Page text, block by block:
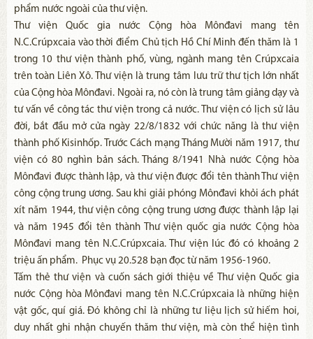
phẩm nước ngoài của thư viện.
Thư viện Quốc gia nước Cộng hòa Mônđavi mang tên
N.C.Crúpxcaia vào thời điểm Chủ tịch Hồ Chí Minh đến thăm là 1
trong 10 thư viện thành phố, vùng, ngành mang tên Crúpxcaia
trên toàn Liên Xô. Thư viện là trung tâm lưu trữ thư tịch lớn nhất
của Cộng hòa Mônđavi. Ngoài ra, nó còn là trung tâm giảng dạy và
tư vấn về công tác thư viện trong cả nước. Thư viện có lịch sử lâu
đời, bắt đầu mở cửa ngày 22/8/1832 với chức năng là thư viện
thành phố Kisinhốp. Trước Cách mạng Tháng Mười năm 1917, thư
viện có 80 nghìn bản sách. Tháng 8/1941 Nhà nước Cộng hòa
Mônđavi được thành lập, và thư viện được đổi tên thành Thư viện
công cộng trung ương. Sau khi giải phóng Mônđavi khỏi ách phát
xít năm 1944, thư viện công cộng trung ương được thành lập lại
và năm 1945 đổi tên thành Thư viện quốc gia nước Cộng hòa
Mônđavi mang tên N.C.Crúpxcaia. Thư viện lúc đó có khoảng 2
triệu ấn phẩm. Phục vụ 20.528 bạn đọc từ năm 1956-1960.
Tấm thẻ thư viện và cuốn sách giới thiệu về Thư viện Quốc gia
nước Cộng hòa Mônđavi mang tên N.C.Crúpxcaia là những hiện
vật gốc, quí giá. Đó không chỉ là những tư liệu lịch sử hiếm hoi,
duy nhất ghi nhận chuyến thăm thư viện, mà còn thể hiện tình